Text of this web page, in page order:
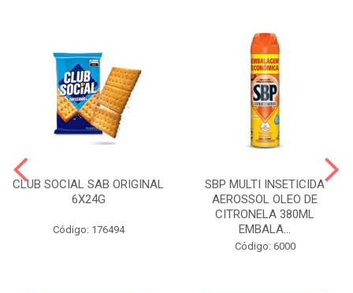
CLUB SOCIAL SAB ORIGINAL
6X24G
Código: 176494
SBP MULTI INSETICIDA
AEROSSOL OLEO DE
CITRONELA 380ML
EMBALA...
Código: 6000